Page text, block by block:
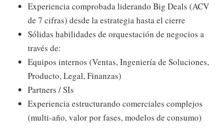
Experiencia comprobada liderando Big Deals (ACV
de 7 cifras) desde la estrategia hasta el cierre
Sólidas habilidades de orquestación de negocios a
través de:
Equipos internos (Ventas, Ingeniería de Soluciones,
Producto, Legal, Finanzas)
Partners / SIs
Experiencia estructurando comerciales complejos
(multi-año, valor por fases, modelos de consumo)